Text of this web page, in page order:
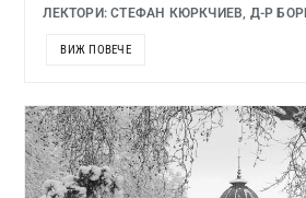
ЛЕКТОРИ: СТЕФАН КЮРКЧИЕВ, Д-Р
ВИЖ ПОВЕЧЕ